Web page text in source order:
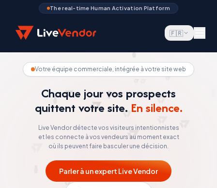
The real-time Human Activation Platform
🇫🇷
Votre équipe commerciale, intégrée à votre site web
Chaque jour vos prospects
quittent votre site. En silence.
Live Vendor détecte vos visiteurs intentionnistes
et les connecte à vos vendeurs au moment exact
où ils peuvent faire basculer une décision.
Parler à un expert Live Vendor